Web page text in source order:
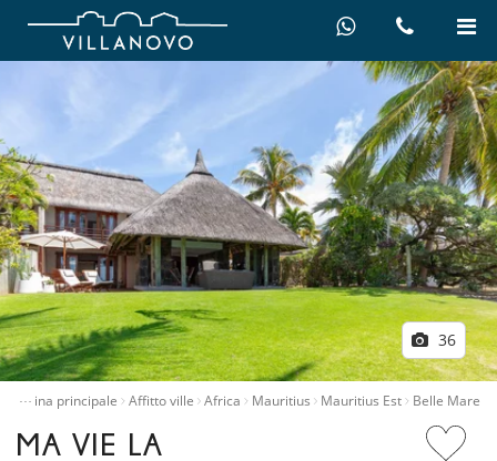
36
…
Pagina principale Affitto ville Africa Mauritius Mauritius Est Belle Mare
MA VIE LA